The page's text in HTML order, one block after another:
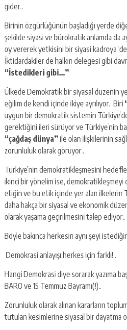
gider..
Birinin özgürlüğünün başladığı yerde
şekilde siyasi ve bürokratik anlamda da
oy vererek yetkisini bir siyasi kadroya
İktidardakiler de halkın delegesi gibi
“İstedikleri gibi…”
Ülkede Demokratik bir siyasal düzenin
eğilim de kendi içinde ikiye ayrılıyor. Biri
uygun bir demokratik sistemin
gerektiğini ileri sürüyor ve Türkiye’nin
“çağdaş dünya” ile olan ilişkilerinin
zorunluluk olarak görüyor..
Türkiye’nin demokratikleşmesini
ikinci bir yönelim ise,
etiğin ve bu etik içinde yer alan ilkelerin
daha hakça bir siyasal ve ekonomik
olarak yaşama geçirilmesini talep ediyor..
Böyle bakınca herkesin aynı şeyi
Demokrasi anlayışı herkes için farklı!..
Hangi Demokrasi diye sorarak yazıma
BARO ve 15 Temmuz Bayramı(!)..
Zorunluluk olarak alınan kararların
tutulan kesimlerine siyasal bir dayatma